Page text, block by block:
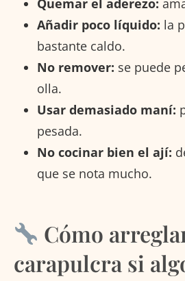
Quemar el aderezo:
Añadir poco líquido: la
bastante caldo.
No remover: se puede
olla.
Usar demasiado maní:
pesada.
No cocinar bien el ají:
que se nota mucho.
Cómo
carapulcra si